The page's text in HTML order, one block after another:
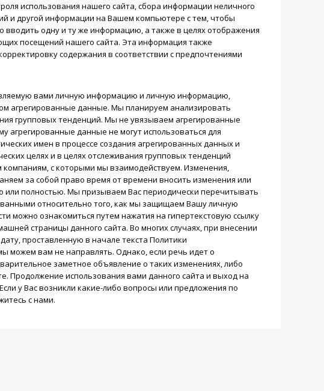
использования нашего сайта, сбора информации неличного
и другой информации на Вашем компьютере с тем, чтобы
вводить одну и ту же информацию, а также в целях отображения
посещений нашего сайта. Эта информация также
содержания в соответствии с предпочтениями
вами личную информацию и личную информацию,
агрегированные данные. Мы планируем анализировать
групповых тенденций. Мы не увязываем агрегированные
агрегированные данные не могут использоваться для
имен в процессе создания агрегированных данных и
целях и в целях отслеживания групповых тенденций
с которыми мы взаимодействуем. Изменения,
за собой право время от времени вносить изменения или
или полностью. Мы призываем Вас периодически перечитывать
относительно того, как мы защищаем Вашу личную
можно ознакомиться путем нажатия на гипертекстовую ссылку
страницы данного сайта. Во многих случаях, при внесении
проставленную в начале текста Политики
можем вам не направлять. Однако, если речь идет о
заметное объявление о таких изменениях, либо
Продолжение использования вами данного сайта и выход на
у Вас возникли какие-либо вопросы или предложения по
с нами.